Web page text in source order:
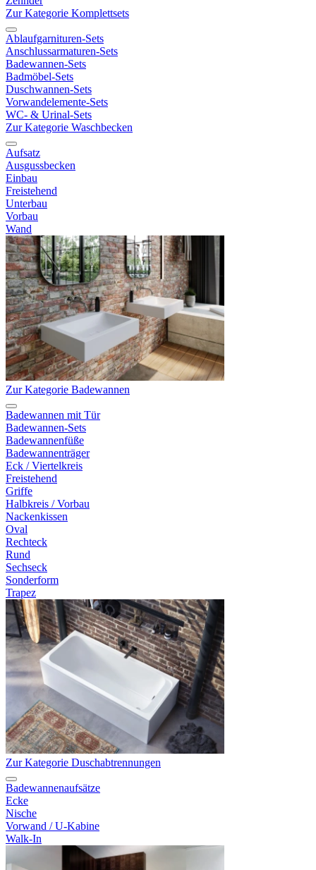
Zur Kategorie Komplettsets
Ablaufgarnituren-Sets
Anschlussarmaturen-Sets
Badewannen-Sets
Badmöbel-Sets
Duschwannen-Sets
Vorwandelemente-Sets
WC- & Urinal-Sets
Zur Kategorie Waschbecken
Aufsatz
Ausgussbecken
Einbau
Freistehend
Unterbau
Vorbau
Wand
Zur Kategorie Badewannen
Badewannen mit Tür
Badewannen-Sets
Badewannenfüße
Badewannenträger
Eck / Viertelkreis
Freistehend
Griffe
Halbkreis / Vorbau
Nackenkissen
Oval
Rechteck
Rund
Sechseck
Sonderform
Trapez
Zur Kategorie Duschabtrennungen
Badewannenaufsätze
Ecke
Nische
Vorwand / U-Kabine
Walk-In